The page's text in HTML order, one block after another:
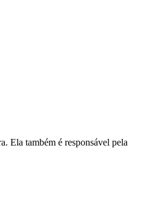
Ela também é responsável pela